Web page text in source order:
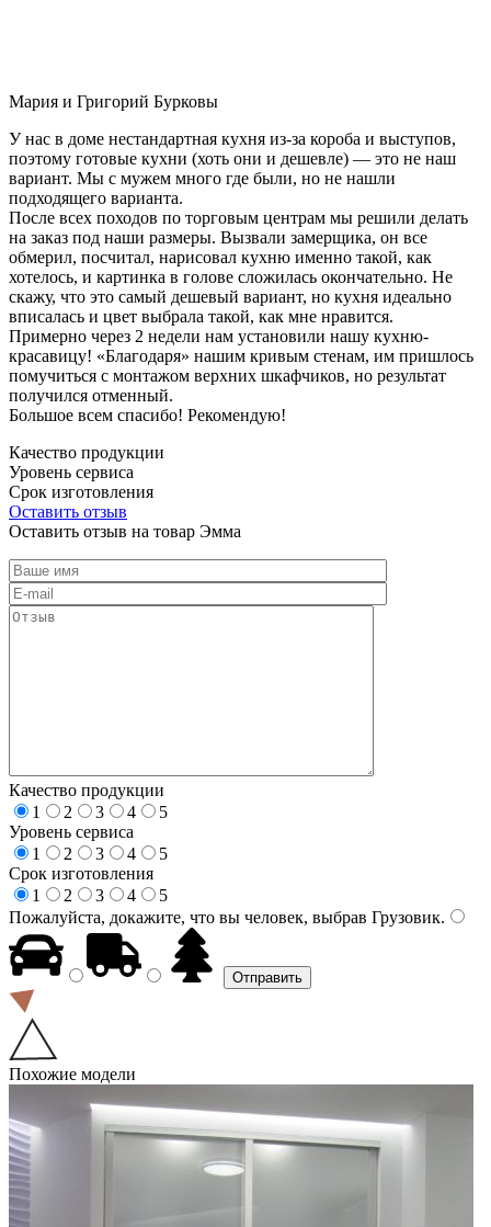
Мария и Григорий Бурковы
У нас в доме нестандартная кухня из-за короба и выступов,
поэтому готовые кухни (хоть они и дешевле) — это не наш
вариант. Мы с мужем много где были, но не нашли
подходящего варианта.
После всех походов по торговым центрам мы решили делать
на заказ под наши размеры. Вызвали замерщика, он все
обмерил, посчитал, нарисовал кухню именно такой, как
хотелось, и картинка в голове сложилась окончательно. Не
скажу, что это самый дешевый вариант, но кухня идеально
вписалась и цвет выбрала такой, как мне нравится.
Примерно через 2 недели нам установили нашу кухню-
красавицу! «Благодаря» нашим кривым стенам, им пришлось
помучиться с монтажом верхних шкафчиков, но результат
получился отменный.
Большое всем спасибо! Рекомендую!
Качество продукции
Уровень сервиса
Срок изготовления
Оставить отзыв
Оставить отзыв на товар Эмма
Качество продукции
1
2 3 4
5
Уровень сервиса
1
2 3 4
5
Срок изготовления
1
2 3 4
5
Пожалуйста, докажите, что вы человек, выбрав Грузовик.
Похожие модели